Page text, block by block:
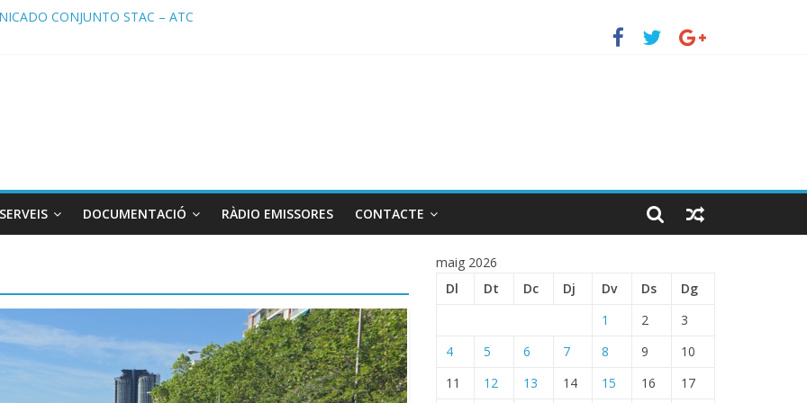
CONJUNTO STAC – ATC
SERVEIS DOCUMENTACIÓ RÀDIO EMISSORES CONTACTE
maig 2026
Dl
Dt Dc Dj Dv Ds
Dg
1
2
3
4
5 6 7 8 9
10
11
12 13 14 15 16 17